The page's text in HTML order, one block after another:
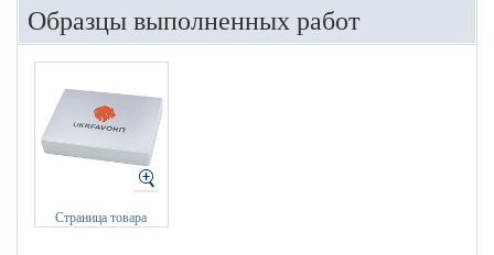
Образцы выполненных работ
Страница товара